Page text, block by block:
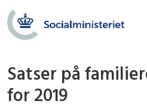
Satser på
for 2019